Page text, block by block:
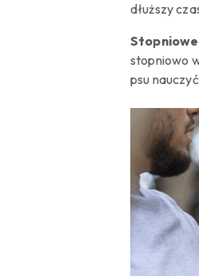
dłuższy
stopniowo
psu